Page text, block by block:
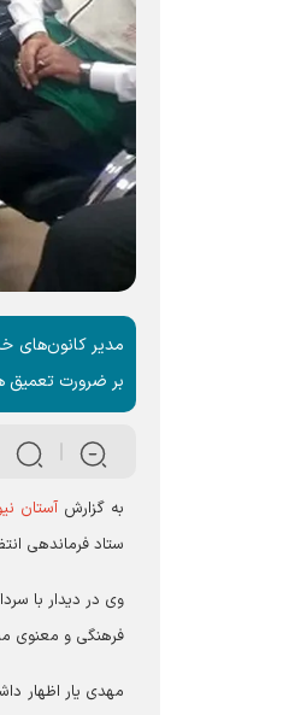
مدیر کانون‌های
بر ضرورت تعمیق
به گزارش آستان
ستاد فرماندهی
وی در دیدار با
فرهنگی و معنوی
مهدی یار اظهار